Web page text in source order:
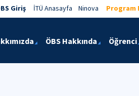
Giriş İTÜ Anasayfa Ninova Program
ÖBS Hakkında Öğrenci